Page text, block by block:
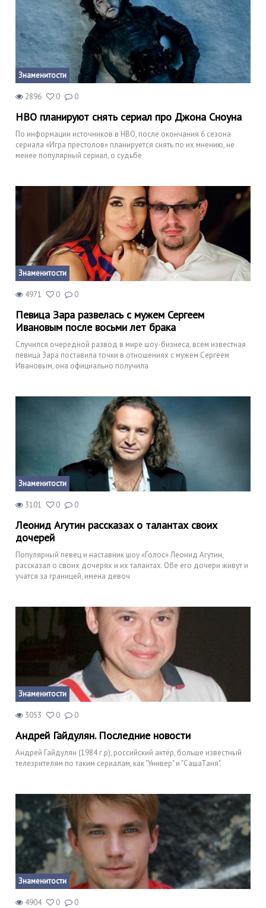
Знаменитости
2896 0 0
НВО планируют снять сериал про Джона Сноуна
По информации источников в НВО, после окончания 6 сезона
сериала «Игра престолов» планируется снять по их мнению, не
менее популярный сериал, о судьбе
Знаменитости
4971 0 0
Певица Зара развелась с мужем Сергеем
Ивановым после восьми лет брака
Случился очередной развод в мире шоу-бизнеса, всем известная
певица Зара поставила точки в отношениях с мужем Сергеем
Ивановым, она официально получила
Знаменитости
3101 0 0
Леонид Агутин рассказах о талантах своих
дочерей
Популярный певец и наставник шоу «Голос» Леонид Агутин,
рассказал о своих дочерях и их талантах. Обе его дочери живут и
учатся за границей, имена девоч
Знаменитости
3053 0 0
Андрей Гайдулян. Последние новости
Андрей Гайдулян (1984 г.р), российский актёр, больше известный
телезрителям по таким сериалам, как "Универ" и "СашаТаня".
Знаменитости
4904 0 0